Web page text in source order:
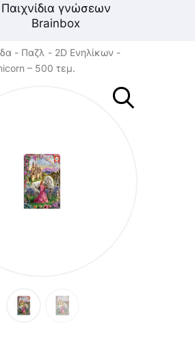
Παιχνίδια γνώσεων
Brainbox
Παζλ
2D Ενηλίκων
– 500 τεμ.